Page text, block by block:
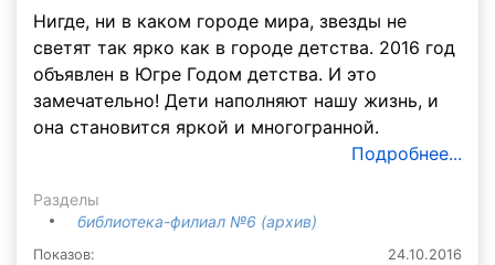
Нигде, ни в каком городе мира, звезды не
светят так ярко как в городе детства. 2016 год
объявлен в Югре Годом детства. И это
замечательно! Дети наполняют нашу жизнь, и
она становится яркой и многогранной.
Подробнее...
Разделы
библиотека-филиал №6 (архив)
Показов: 24.10.2016